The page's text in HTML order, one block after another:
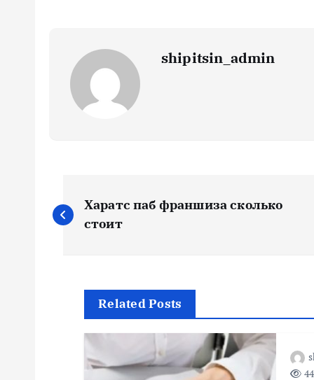
shipitsin_admin
Н
а
Харатс паб франшиза сколько
стоит
Related Posts